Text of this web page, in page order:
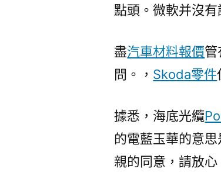
點頭。微軟并沒
盡汽車材料報價管
問。， Skoda零件
據悉，海底光纜
的電藍玉華的意
親的同意，請放